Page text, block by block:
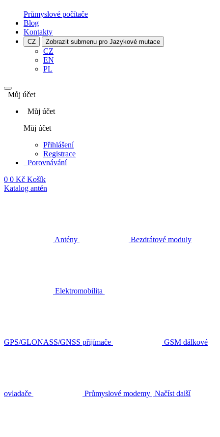
Průmyslové počítače
Blog
Kontakty
CZ Zobrazit submenu pro Jazykové mutace
CZ
EN
PL
Můj účet
Můj účet
Můj účet
Přihlášení
Registrace
Porovnávání
0 0 Kč Košík
Katalog antén
Antény Bezdrátové moduly
Elektromobilita
GPS/GLONASS/GNSS přijímače GSM dálkové
ovladače Průmyslové modemy Načíst další